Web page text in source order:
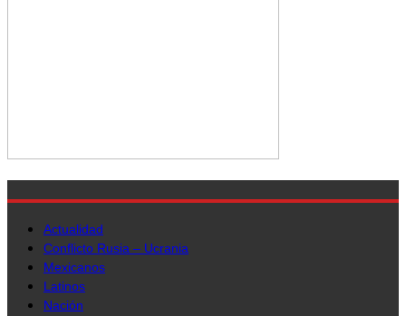
Actualidad
Conflicto Rusia – Ucrania
Mexicanos
Latinos
Nación